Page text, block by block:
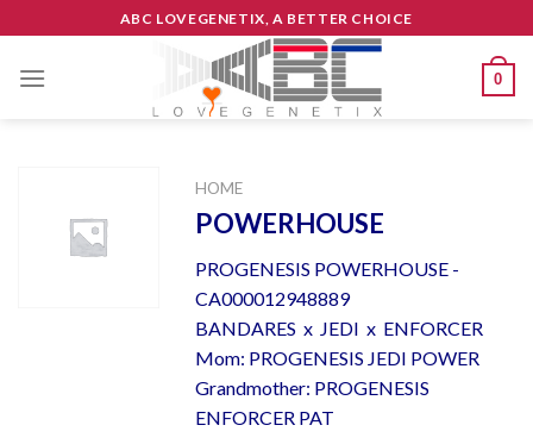
to
content
ABC LOVEGENETIX, A BETTER CHOICE
0
HOME
POWERHOUSE
PROGENESIS POWERHOUSE -
CA000012948889
BANDARES x JEDI x ENFORCER
Mom: PROGENESIS JEDI POWER
Grandmother: PROGENESIS
ENFORCER PAT